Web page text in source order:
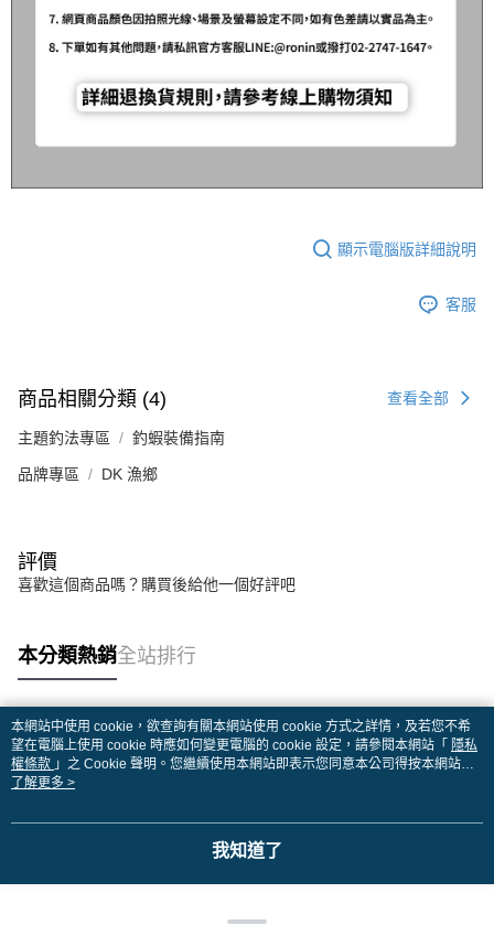
顯示電腦版詳細說明
客服
商品相關分類 (4) 查看全部
主題釣法專區 釣蝦裝備指南
品牌專區 DK 漁鄉
評價
喜歡這個商品嗎？購買後給他一個好評吧
本分類熱銷全站排行
熱門標籤
本網站中使用 cookie，欲查詢有關本網站使用 cookie 方式之詳情，及若您不希
望在電腦上使用 cookie 時應如何變更電腦的 cookie 設定，請參閱本網站「 隱私
權條款 」之 Cookie 聲明。您繼續使用本網站即表示您同意本公司得按本網站使
用條款之 Cookie 聲明使用 cookie。
了解更多 >
我知道了